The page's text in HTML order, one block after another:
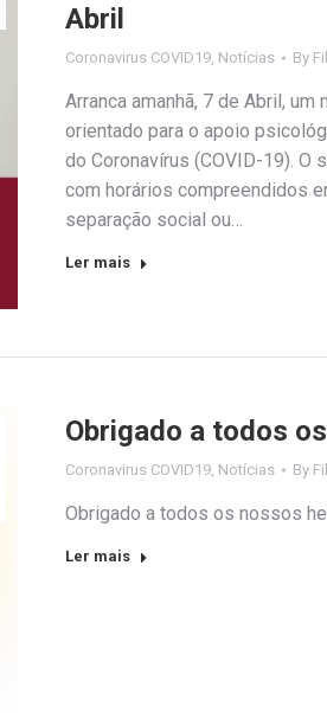
Abril
Coronavirus COVID19 Notícias By
Arranca amanhã, 7 de Abril,
orientado para o apoio
do Coronavírus (COVID-19). O
com horários compreendidos
separação social ou…
Ler mais
Obrigado a todos
Coronavirus COVID19, Notícias By
Obrigado a todos os nossos
Ler mais